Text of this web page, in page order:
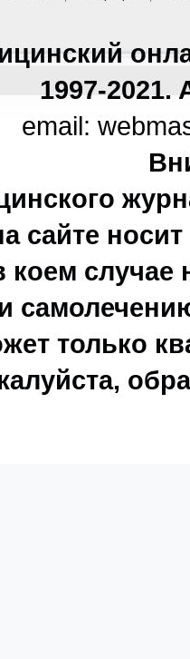
1997-2021.
email:
сайте
коем
только